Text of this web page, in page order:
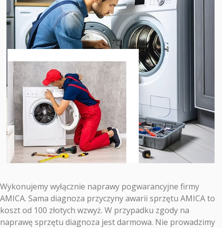
Wykonujemy wyłącznie naprawy pogwarancyjne firmy
AMICA. Sama diagnoza przyczyny awarii sprzętu AMICA to
koszt od 100 złotych wzwyż. W przypadku zgody na
naprawę sprzętu diagnoza jest darmowa. Nie prowadzimy